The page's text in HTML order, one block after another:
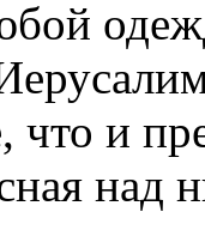
что и
над